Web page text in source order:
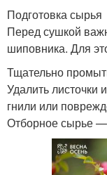
Подготовка сырья
Перед сушкой
шиповника. Для
Тщательно
Удалить листочки
гнили или
Отборное сырье —